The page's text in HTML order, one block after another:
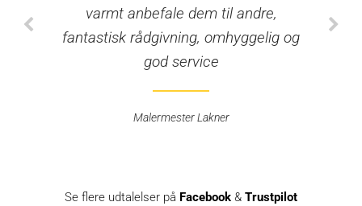
varmt anbefale dem til andre,
fantastisk rådgivning, omhyggelig og
god service
Malermester Lakner
varmt anbefale dem til andre,
fantastisk rådgivning, omhyggelig og
god service
Peter Dalbro Lakner
Se flere udtalelser på Facebook & Trustpilot